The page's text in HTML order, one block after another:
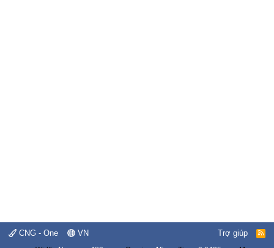
CNG - One VN Trợ giúp
R